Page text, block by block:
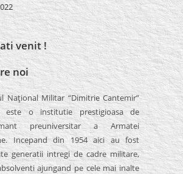
venit !
noi
Naţional Militar “Dimitrie Cantemir”
este o institutie prestigioasa de
preuniversitar a Armatei
Incepand din 1954 aici au fost
generatii intregi de cadre militare,
ajungand pe cele mai inalte